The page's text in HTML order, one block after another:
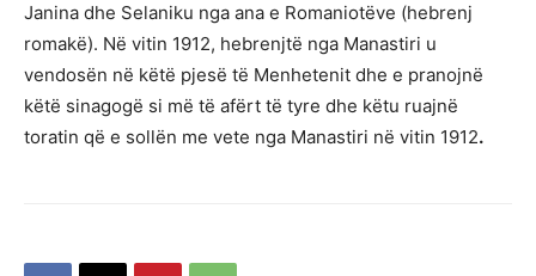
Janina dhe Selaniku nga ana e Romaniotëve (hebrenj
romakë). Në vitin 1912, hebrenjtë nga Manastiri u
vendosën në këtë pjesë të Menhetenit dhe e pranojnë
këtë sinagogë si më të afërt të tyre dhe këtu ruajnë
toratin që e sollën me vete nga Manastiri në vitin 1912.